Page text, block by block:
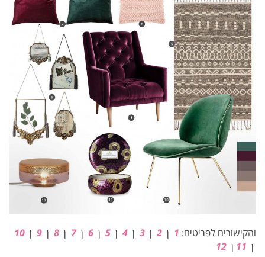
והקישורים לפריטים: 1 ן 2ן 3 ן 4 ן 5 ן 6 ן7 ן 8 ן 9 ן 10
ן 11 ן 12